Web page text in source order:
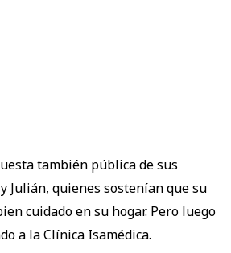
también pública de sus
Julián, quienes sostenían que su
cuidado en su hogar. Pero luego
a la Clínica Isamédica.